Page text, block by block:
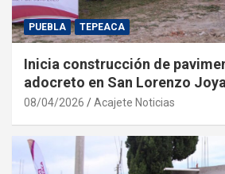
PUEBLA TEPEACA
Inicia construcción de
adocreto en San Lorenzo
08/04/2026 Acajete Noticias